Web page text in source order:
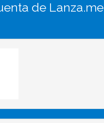
de Lanza.me